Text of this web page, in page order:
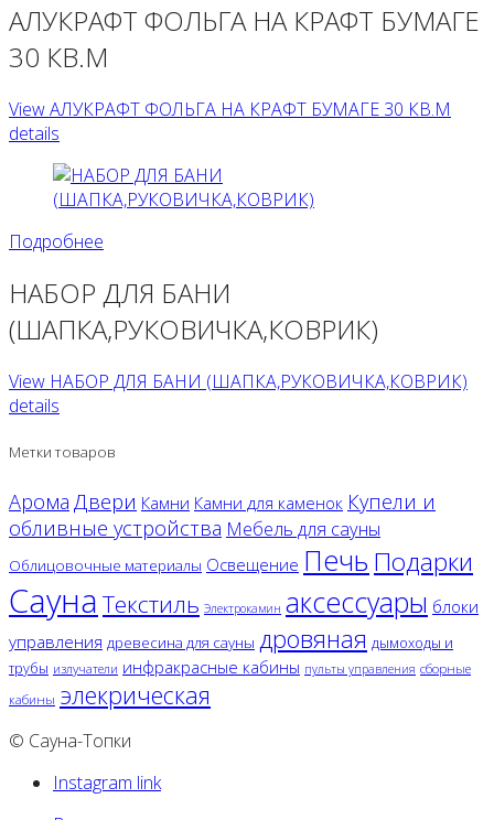
АЛУКРАФТ ФОЛЬГА НА КРАФТ БУМАГЕ
30 КВ.М
View АЛУКРАФТ ФОЛЬГА НА КРАФТ БУМАГЕ 30 КВ.М
details
Подробнее
НАБОР ДЛЯ БАНИ
(ШАПКА,РУКОВИЧКА,КОВРИК)
View НАБОР ДЛЯ БАНИ (ШАПКА,РУКОВИЧКА,КОВРИК)
details
Метки товаров
Арома Двери Камни Камни для каменок Купели и
обливные устройства Мебель для сауны
Облицовочные материалы Освещение Печь Подарки
Сауна Текстиль Электрокамин аксессуары блоки
управления древесина для сауны дровяная дымоходы и
трубы излучатели инфракрасные кабины пульты управления сборные
кабины элекрическая
© Сауна-Топки
Instagram link